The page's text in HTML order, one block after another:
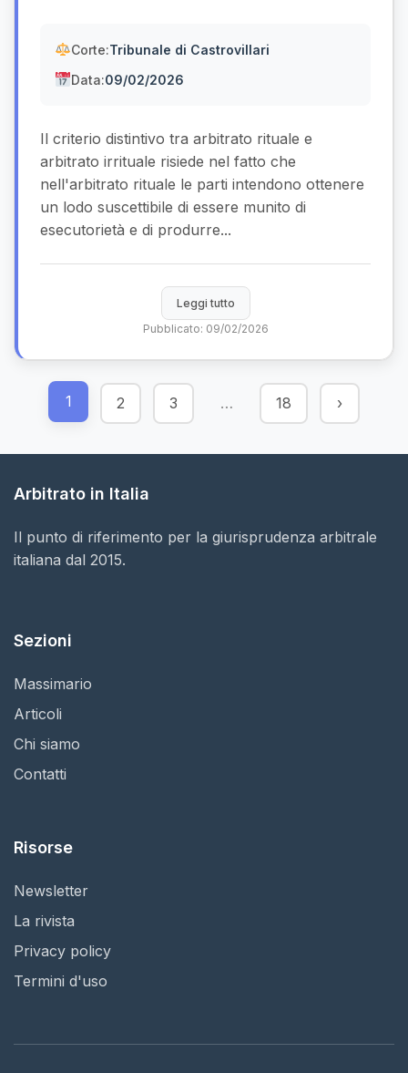
Corte:Tribunale di Castrovillari
Data:09/02/2026
Il criterio distintivo tra arbitrato rituale e
arbitrato irrituale risiede nel fatto che
nell'arbitrato rituale le parti intendono ottenere
un lodo suscettibile di essere munito di
esecutorietà e di produrre...
Leggi tutto
Pubblicato: 09/02/2026
1 2 3 … 18 ›
Arbitrato in Italia
Il punto di riferimento per la giurisprudenza arbitrale
italiana dal 2015.
Sezioni
Massimario
Articoli
Chi siamo
Contatti
Risorse
Newsletter
La rivista
Privacy policy
Termini d'uso